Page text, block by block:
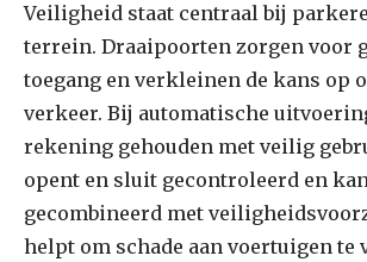
Veiligheid staat centraal bij
terrein. Draaipoorten zorgen voor
toegang en verkleinen de kans op
verkeer. Bij automatische
rekening gehouden met veilig
opent en sluit gecontroleerd en
gecombineerd met
helpt om schade aan voertuigen te